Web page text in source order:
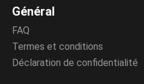
Général
FAQ
Termes et conditions
Déclaration de confidentialité